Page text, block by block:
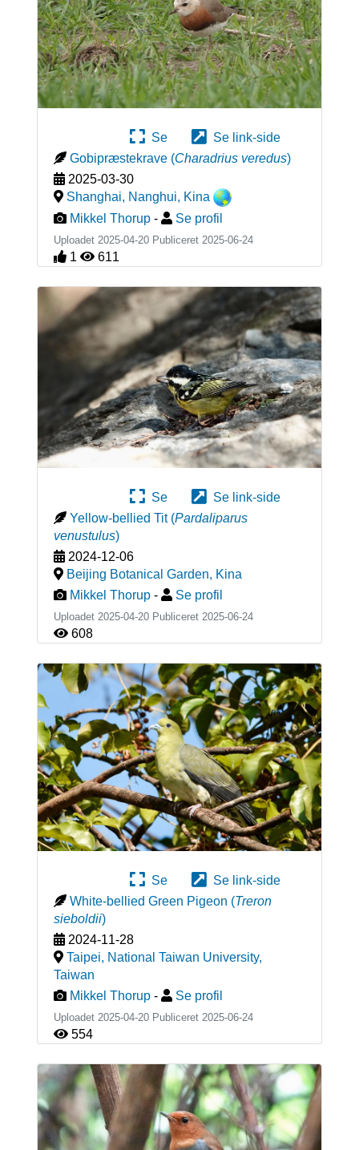
Se
Se link-side
Gobipræstekrave (Charadrius veredus)
2025-03-30
Shanghai, Nanghui, Kina
Mikkel Thorup - Se profil
Uploadet 2025-04-20 Publiceret 2025-06-24
1 611
Se
Se link-side
Yellow-bellied Tit (Pardaliparus
venustulus)
2024-12-06
Beijing Botanical Garden, Kina
Mikkel Thorup - Se profil
Uploadet 2025-04-20 Publiceret 2025-06-24
608
Se
Se link-side
White-bellied Green Pigeon (Treron
sieboldii)
2024-11-28
Taipei, National Taiwan University,
Taiwan
Mikkel Thorup - Se profil
Uploadet 2025-04-20 Publiceret 2025-06-24
554